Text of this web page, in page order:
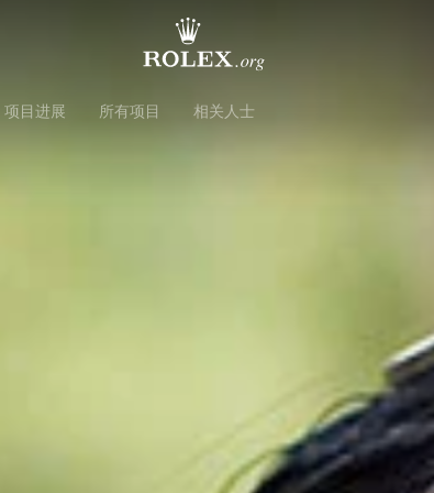
项目进展 所有项目 相关人士